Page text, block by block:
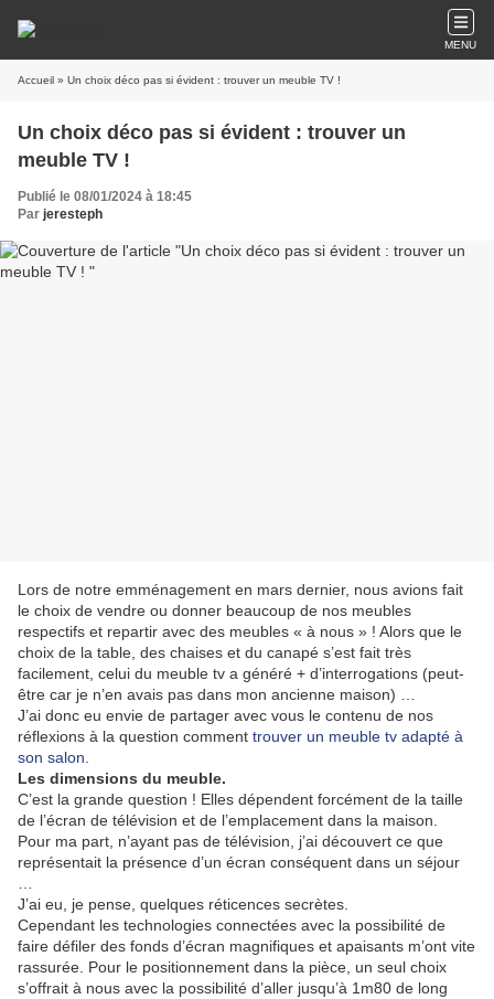
MENU
Accueil » Un choix déco pas si évident : trouver un meuble TV !
Un choix déco pas si évident : trouver un
meuble TV !
Publié le 08/01/2024 à 18:45
Par jeresteph
Lors de notre emménagement en mars dernier, nous avions fait
le choix de vendre ou donner beaucoup de nos meubles
respectifs et repartir avec des meubles « à nous » ! Alors que le
choix de la table, des chaises et du canapé s’est fait très
facilement, celui du meuble tv a généré + d’interrogations (peut-
être car je n’en avais pas dans mon ancienne maison) …
J’ai donc eu envie de partager avec vous le contenu de nos
réflexions à la question comment trouver un meuble tv adapté à
son salon
Les dimensions du meuble.
C’est la grande question ! Elles dépendent forcément de la taille
de l’écran de télévision et de l’emplacement dans la maison.
Pour ma part, n’ayant pas de télévision, j’ai découvert ce que
représentait la présence d’un écran conséquent dans un séjour
J’ai eu, je pense, quelques réticences secrètes.
Cependant les technologies connectées avec la possibilité de
faire défiler des fonds d’écran magnifiques et apaisants m’ont vite
rassurée. Pour le positionnement dans la pièce, un seul choix
s’offrait à nous avec la possibilité d’aller jusqu’à 1m80 de long